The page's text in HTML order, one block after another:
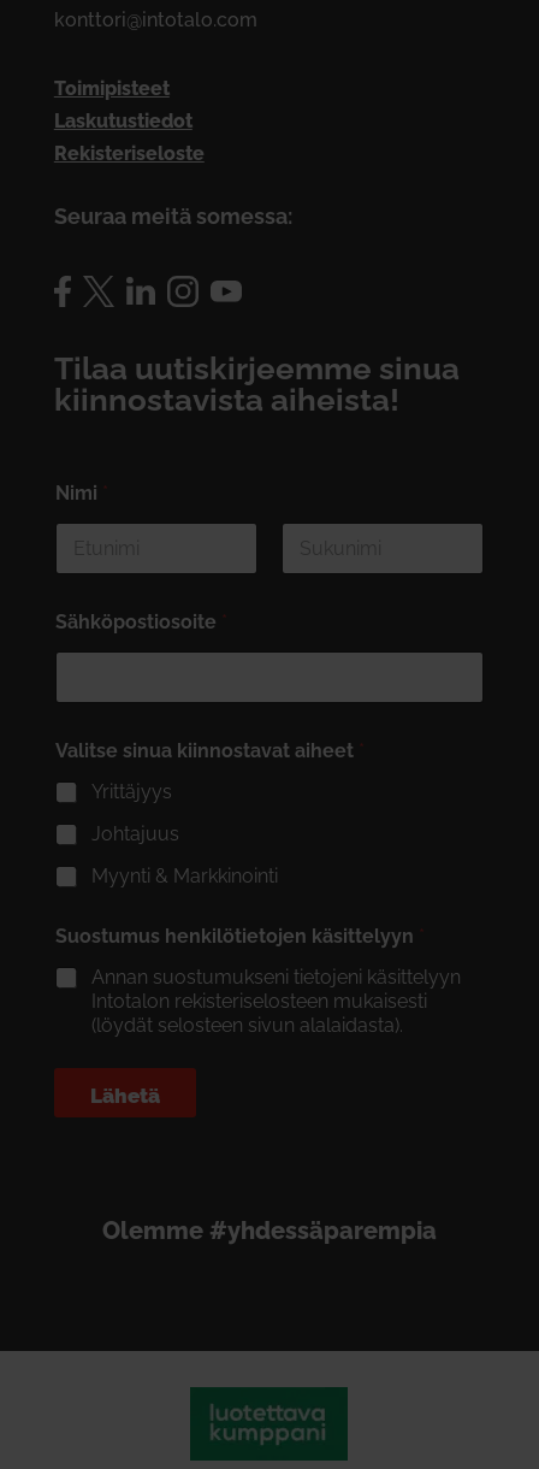
konttori@intotalo.com
Toimipisteet
Laskutustiedot
Rekisteriseloste
Seuraa meitä somessa:
Tilaa uutiskirjeemme sinua
kiinnostavista aiheista!
Nimi *
Sähköpostiosoite *
Valitse sinua kiinnostavat aiheet *
Yrittäjyys
Johtajuus
Myynti & Markkinointi
Suostumus henkilötietojen käsittelyyn *
Annan suostumukseni tietojeni käsittelyyn
Intotalon rekisteriselosteen mukaisesti
(löydät selosteen sivun alalaidasta).
Lähetä
Olemme #yhdessäparempia